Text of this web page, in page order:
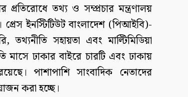
প্রতিরোধে তথ্য ও সম্প্রচার মন্ত্রণালয়
প্রেস ইনস্টিটিউট বাংলাদেশ (পিআইবি)-
সহায়তা এবং মাল্টিমিডিয়া
মাসে ঢাকার বাইরে চারটি এবং ঢাকায়
পাশাপাশি সাংবাদিক নেতাদের
করা হচ্ছে।